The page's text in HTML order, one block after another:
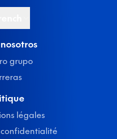
grupo
légales